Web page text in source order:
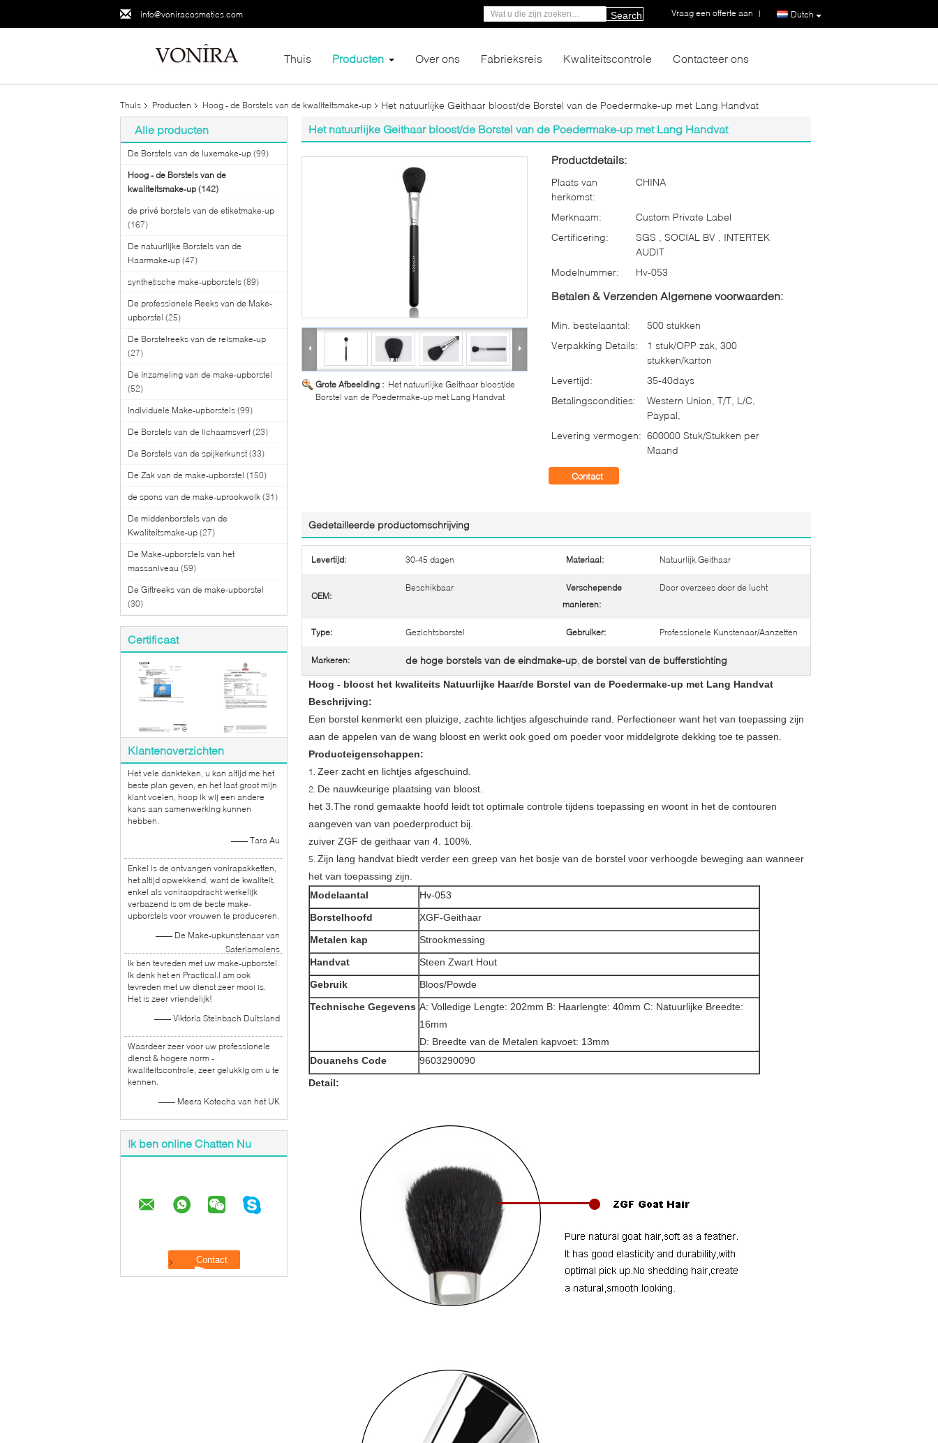
info@voniracosmetics.com Dutch
Vraag een offerte aan |
Search
Thuis Producten Over ons Fabrieksreis Kwaliteitscontrole Contacteer ons
Thuis Producten Hoog - de Borstels van de kwaliteitsmake-up Het natuurlijke Geithaar bloost/de Borstel van de Poedermake-up met Lang Handvat
Alle producten
De Borstels van de luxemake-up (99)
Hoog - de Borstels van de
kwaliteitsmake-up (142)
de privé borstels van de etiketmake-up
(167)
De natuurlijke Borstels van de
Haarmake-up (47)
synthetische make-upborstels (89)
De professionele Reeks van de Make-
upborstel (25)
De Borstelreeks van de reismake-up
(27)
De Inzameling van de make-upborstel
(52)
Individuele Make-upborstels (99)
De Borstels van de lichaamsverf (23)
De Borstels van de spijkerkunst (33)
De Zak van de make-upborstel (150)
de spons van de make-uprookwolk (31)
De middenborstels van de
Kwaliteitsmake-up (27)
De Make-upborstels van het
massaniveau (59)
De Giftreeks van de make-upborstel
(30)
Certificaat
Klantenoverzichten
Het vele dankteken, u kan altijd me het
beste plan geven, en het laat groot mijn
klant voelen, hoop ik wij een andere
kans aan samenwerking kunnen
hebben.
—— Tara Au
Enkel is de ontvangen vonirapakketten,
het altijd opwekkend, want de kwaliteit,
enkel als voniraopdracht werkelijk
verbazend is om de beste make-
upborstels voor vrouwen te produceren.
—— De Make-upkunstenaar van
Sateriamolens
Ik ben tevreden met uw make-upborstel.
Ik denk het en Practical.I am ook
tevreden met uw dienst zeer mooi is.
Het is zeer vriendelijk!
—— Viktoria Steinbach Duitsland
Waardeer zeer voor uw professionele
dienst & hogere norm -
kwaliteitscontrole, zeer gelukkig om u te
kennen.
—— Meera Kotecha van het UK
Ik ben online Chatten Nu
Het natuurlijke Geithaar bloost/de Borstel van de Poedermake-up met Lang Handvat
Grote Afbeelding : Het natuurlijke Geithaar bloost/de
Borstel van de Poedermake-up met Lang Handvat
Productdetails:
Plaats van
herkomst:
CHINA
Merknaam:
Custom Private Label
Certificering:
SGS , SOCIAL BV , INTERTEK
AUDIT
Modelnummer:
Hv-053
Betalen & Verzenden Algemene voorwaarden:
Min. bestelaantal:
500 stukken
Verpakking Details:
1 stuk/OPP zak, 300
stukken/karton
Levertijd:
35-40days
Betalingscondities:
Western Union, T/T, L/C,
Paypal,
Levering vermogen: 600000 Stuk/Stukken per
Maand
Contact
Gedetailleerde productomschrijving
Levertijd: 30-45 dagen Materiaal: Natuurlijk Geithaar
OEM:
Beschikbaar
Verschepende
manieren:
Door overzees door de lucht
Type: Gezichtsborstel Gebruiker: Professionele Kunstenaar/Aanzetten
Markeren: de hoge borstels van de eindmake-up, de borstel van de bufferstichting
Hoog - bloost het kwaliteits Natuurlijke Haar/de Borstel van de Poedermake-up met Lang Handvat
Beschrijving:
Een borstel kenmerkt een pluizige, zachte lichtjes afgeschuinde rand. Perfectioneer want het van toepassing zijn
aan de appelen van de wang bloost en werkt ook goed om poeder voor middelgrote dekking toe te passen.
Producteigenschappen:
1. Zeer zacht en lichtjes afgeschuind.
2. De nauwkeurige plaatsing van bloost.
het 3.The rond gemaakte hoofd leidt tot optimale controle tijdens toepassing en woont in het de contouren
aangeven van van poederproduct bij.
zuiver ZGF de geithaar van 4. 100%.
5. Zijn lang handvat biedt verder een greep van het bosje van de borstel voor verhoogde beweging aan wanneer
het van toepassing zijn.
Modelaantal
Hv-053
Borstelhoofd
XGF-Geithaar
Metalen kap
Strookmessing
Handvat
Steen Zwart Hout
Gebruik
Bloos/Powde
Technische Gegevens A: Volledige Lengte: 202mm B: Haarlengte: 40mm C: Natuurlijke Breedte:
16mm
D: Breedte van de Metalen kapvoet: 13mm
Douanehs Code
9603290090
Detail: